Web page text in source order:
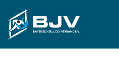
Zum Hauptinhalt springen